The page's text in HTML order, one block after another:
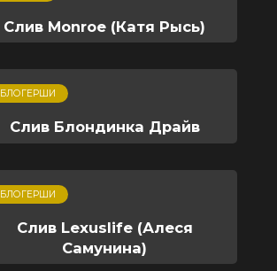
Слив Monroe (Катя Рысь)
БЛОГЕРШИ
Слив Блондинка Драйв
БЛОГЕРШИ
Слив Lexuslife (Алеся
Самунина)